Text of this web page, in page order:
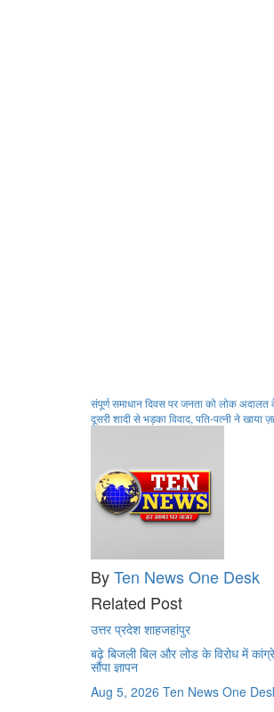
Post
navigation
संपूर्ण समाधान दिवस पर जनता को लोक अदालत
दूसरी शादी से भड़का विवाद, पति-पत्नी ने खाया
ByTen News One Desk
Related Post
उत्तर प्रदेश शाहजहांपुर
बढ़े बिजली बिल और लोड के विरोध में
सौंपा ज्ञापन
Aug 5, 2026 Ten News One